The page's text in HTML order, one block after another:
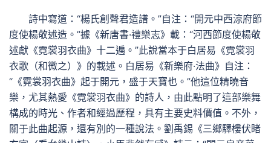
詩中寫道：“楊氏創聲君造譜。”自注：“開元中西涼府節
度使楊敬述造。”據《新唐書·禮樂志》載：“河西節度使楊敬
述獻《霓裳羽衣曲》十二遍。”此說當本于白居易《霓裳羽
衣歌（和微之）》的載述。白居易《新樂府·法曲》自注：
“《霓裳羽衣曲》起于開元，盛于天寶也。”他這位精曉音
樂，尤其熱愛《霓裳羽衣曲》的詩人，由此點明了這部樂舞
構成的時光、作者和經過歷程，具有主要史料價值。不外，
關于此曲起源，還有別的一種說法。劉禹錫《三鄉驛樓伏睹